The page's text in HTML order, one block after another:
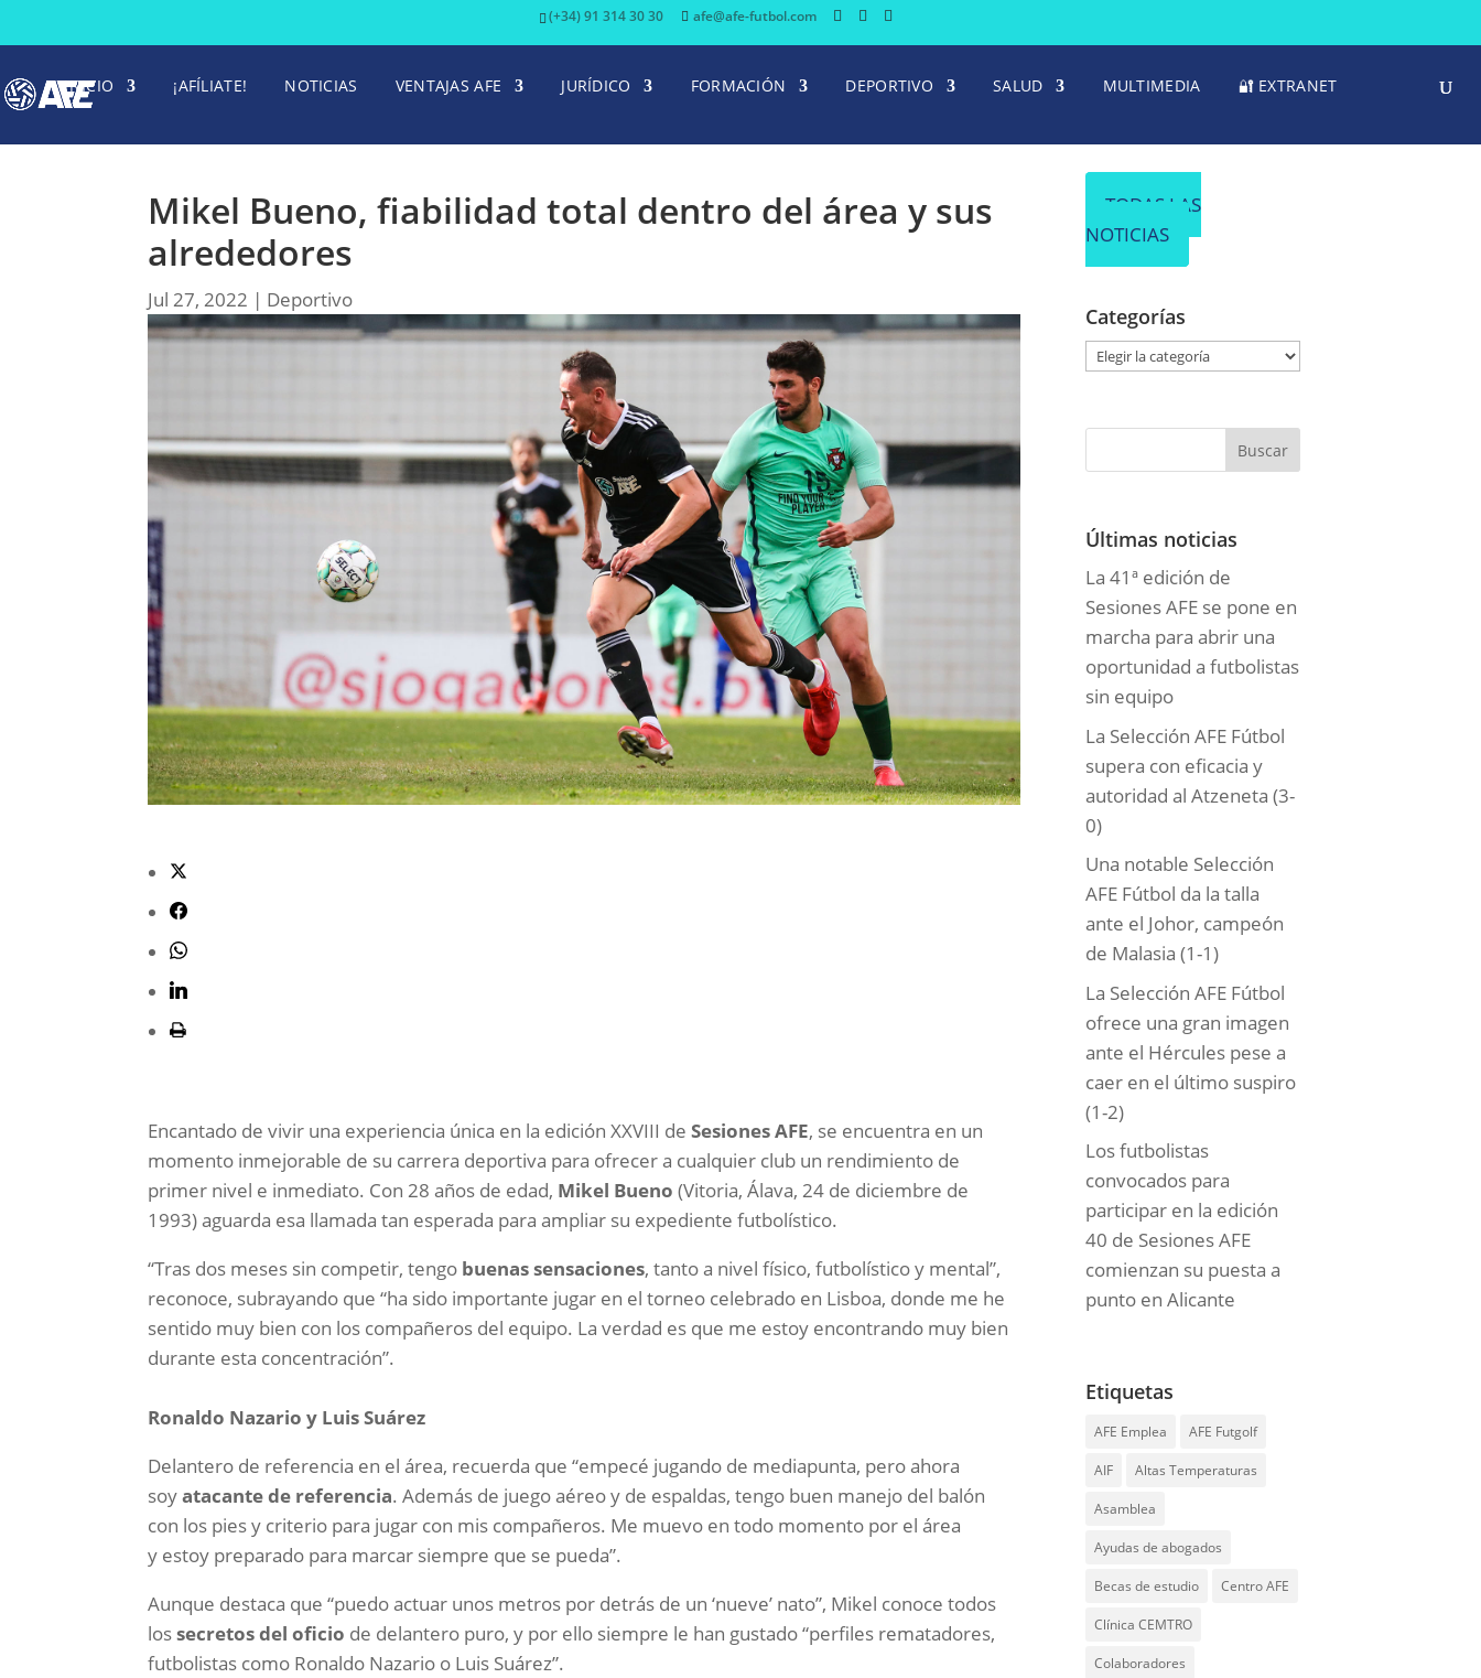
(+34) 91 314 30 30 afe@afe-futbol.com
INICIO ¡AFÍLIATE! NOTICIAS VENTAJAS AFE JURÍDICO FORMACIÓN DEPORTIVO SALUD MULTIMEDIA 🔐 EXTRANET
Mikel Bueno, fiabilidad total dentro del área y sus
alrededores
Jul 27, 2022 | Deportivo
Encantado de vivir una experiencia única en la edición XXVIII deSesiones AFE, se encuentra en un
momento inmejorable de su carrera deportiva para ofrecer a cualquier club un rendimiento de
primer nivel e inmediato. Con 28 años de edad, Mikel Bueno (Vitoria, Álava, 24 de diciembre de
1993) aguarda esa llamada tan esperada para ampliar su expediente futbolístico.
“Tras dos meses sin competir, tengo buenas sensaciones, tanto a nivel físico, futbolístico y mental”,
reconoce, subrayando que “ha sido importante jugar en el torneo celebrado en Lisboa, donde me he
sentido muy bien con los compañeros del equipo. La verdad es que me estoy encontrando muy bien
durante esta concentración”.
Ronaldo Nazario y Luis Suárez
Delantero de referencia en el área, recuerda que “empecé jugando de mediapunta, pero ahora
soyatacante de referencia. Además de juego aéreo y de espaldas, tengo buen manejo del balón
con los pies y criterio para jugar con mis compañeros. Me muevo en todo momento por el área
y estoy preparado para marcar siempre que se pueda”.
Aunque destaca que “puedo actuar unos metros por detrás de un ‘nueve’ nato”, Mikel conoce todos
lossecretos del oficio de delantero puro, y por ello siempre le han gustado “perfiles rematadores,
futbolistas como Ronaldo Nazario o Luis Suárez”.
TODAS LAS
NOTICIAS
Categorías
g
r
a
s
Últimas noticias
La 41ª edición de
Sesiones AFE se pone en
marcha para abrir una
oportunidad a futbolistas
sin equipo
La Selección AFE Fútbol
supera con eficacia y
autoridad al Atzeneta (3-
0)
Una notable Selección
AFE Fútbol da la talla
ante el Johor, campeón
de Malasia (1-1)
La Selección AFE Fútbol
ofrece una gran imagen
ante el Hércules pese a
caer en el último suspiro
(1-2)
Los futbolistas
convocados para
participar en la edición
40 de Sesiones AFE
comienzan su puesta a
punto en Alicante
Etiquetas
AFE Emplea AFE Futgolf
AIF Altas Temperaturas
Asamblea
Ayudas de abogados
Becas de estudio Centro AFE
Clínica CEMTRO
Colaboradores